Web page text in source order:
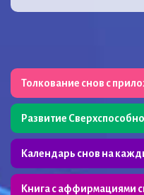
Толкование снов с
Развитие
Календарь снов на
Книга с аффирмациями